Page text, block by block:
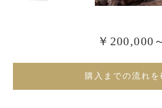
￥200,000
購入までの流れを